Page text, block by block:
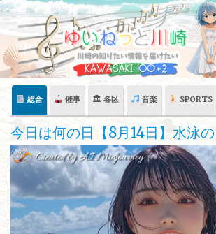
Skip
content
総合 催事 🏛 各区 音楽 SPORTS
今日は何の日【8月14日】水泳の